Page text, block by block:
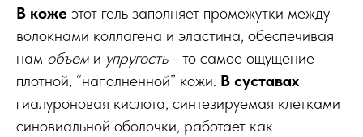
В коже этот гель заполняет промежутки между
волокнами коллагена и эластина, обеспечивая
нам объем и упругость- то самое ощущение
плотной, “наполненной” кожи. В суставах
гиалуроновая кислота, синтезируемая клетками
синовиальной оболочки, работает как